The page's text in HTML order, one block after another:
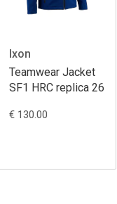
Ixon
Teamwear Jacket
SF1 HRC replica 26
€ 130.00